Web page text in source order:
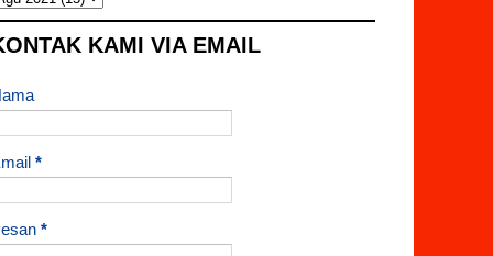
KAMI VIA EMAIL
*
*